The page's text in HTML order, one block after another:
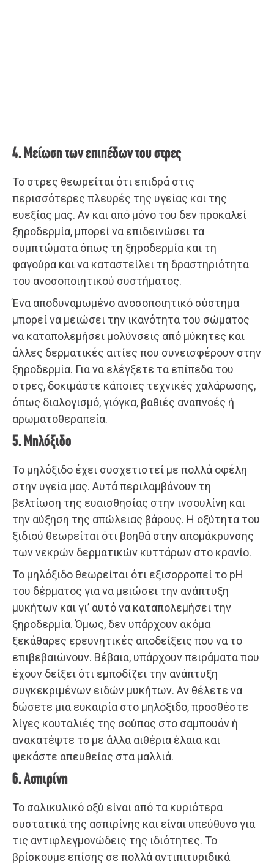
4. Μείωση των επιπέδων του στρες
Το στρες θεωρείται ότι επιδρά στις
περισσότερες πλευρές της υγείας και της
ευεξίας μας. Αν και από μόνο του δεν προκαλεί
ξηροδερμία, μπορεί να επιδεινώσει τα
συμπτώματα όπως τη ξηροδερμία και τη
φαγούρα και να καταστείλει τη δραστηριότητα
του ανοσοποιητικού συστήματος.
Ένα αποδυναμωμένο ανοσοποιητικό σύστημα
μπορεί να μειώσει την ικανότητα του σώματος
να καταπολεμήσει μολύνσεις από μύκητες και
άλλες δερματικές αιτίες που συνεισφέρουν στην
ξηροδερμία. Για να ελέγξετε τα επίπεδα του
στρες, δοκιμάστε κάποιες τεχνικές χαλάρωσης,
όπως διαλογισμό, γιόγκα, βαθιές αναπνοές ή
αρωματοθεραπεία.
5. Μηλόξιδο
Το μηλόξιδο έχει συσχετιστεί με πολλά οφέλη
στην υγεία μας. Αυτά περιλαμβάνουν τη
βελτίωση της ευαισθησίας στην ινσουλίνη και
την αύξηση της απώλειας βάρους. Η οξύτητα του
ξιδιού θεωρείται ότι βοηθά στην απομάκρυνσης
των νεκρών δερματικών κυττάρων στο κρανίο.
Το μηλόξιδο θεωρείται ότι εξισορροπεί το pH
του δέρματος για να μειώσει την ανάπτυξη
μυκήτων και γι’ αυτό να καταπολεμήσει την
ξηροδερμία. Όμως, δεν υπάρχουν ακόμα
ξεκάθαρες ερευνητικές αποδείξεις που να το
επιβεβαιώνουν. Βέβαια, υπάρχουν πειράματα που
έχουν δείξει ότι εμποδίζει την ανάπτυξη
συγκεκριμένων ειδών μυκήτων. Αν θέλετε να
δώσετε μια ευκαιρία στο μηλόξιδο, προσθέστε
λίγες κουταλιές της σούπας στο σαμπουάν ή
ανακατέψτε το με άλλα αιθέρια έλαια και
ψεκάστε απευθείας στα μαλλιά.
6. Ασπιρίνη
Το σαλικυλικό οξύ είναι από τα κυριότερα
συστατικά της ασπιρίνης και είναι υπεύθυνο για
τις αντιφλεγμονώδεις της ιδιότητες. Το
βρίσκουμε επίσης σε πολλά αντιπιτυριδικά